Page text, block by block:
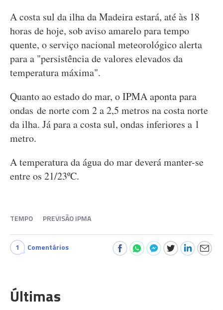
A costa sul da ilha da Madeira estará, até às 18
horas de hoje, sob aviso amarelo para tempo
quente, o serviço nacional meteorológico alerta
para a "persistência de valores elevados da
temperatura máxima".
Quanto ao estado do mar, o IPMA aponta para
ondas de norte com 2 a 2,5 metros na costa norte
da ilha. Já para a costa sul, ondas inferiores a 1
metro.
A temperatura da água do mar deverá manter-se
entre os 21/23ºC.
TEMPO PREVISÃO IPMA
1 Comentários
Últimas